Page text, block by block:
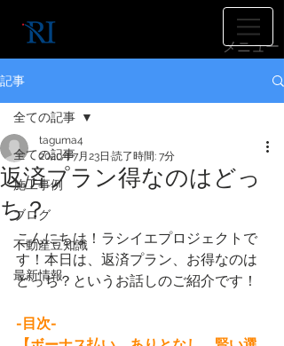
​メニュー
記事
全ての記事
施工事例
ブログ
不動産豆知識
最新情報
全ての記事
返済プラン得なのはどっ
ち？
taguma4
2020年7月23日 読了時間: 7分
こんにちは！ラシイエプロジェクトで
す！本日は、返済プラン、お得なのは
どっち？というお話しのご紹介です！
-目次-